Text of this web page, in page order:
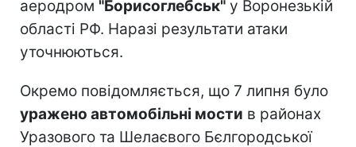
аеродром "Борисоглебськ" у Воронезькій
області РФ. Наразі результати атаки
уточнюються.
Окремо повідомляється, що 7 липня було
уражено автомобільні мости в районах
Уразового та Шелаєвого Бєлгородської